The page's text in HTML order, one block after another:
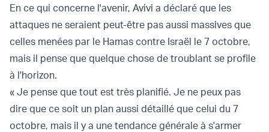
En ce qui concerne l'avenir, Avivi a déclaré que les
attaques ne seraient peut-être pas aussi massives que
celles menées par le Hamas contre Israël le 7 octobre,
mais il pense que quelque chose de troublant se profile
à l'horizon.
« Je pense que tout est très planifié. Je ne peux pas
dire que ce soit un plan aussi détaillé que celui du 7
octobre, mais il y a une tendance générale à s'armer